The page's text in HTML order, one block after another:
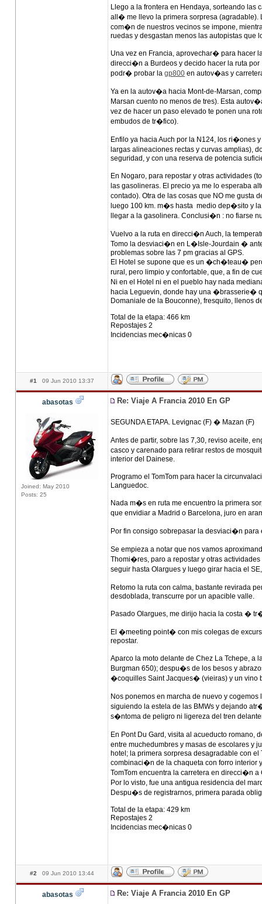
Llego a la frontera en Hendaya, sorteando
all� me llevo la primera sorpresa
com�n de nuestros vecinos se impone,
ruedas y desgastan menos las autopistas que
Una vez en Francia, aprovechar� para hacer
direcci�n a Burdeos y decido hacer la ruta
podr� probar la gp800 en autov�as y
Ya en la autov�a hacia Mont-de-Marsan,
Marsan cuento no menos de tres). Esta
vez de hacer un paso elevado te ponen una
embudos de tr�fico).
Enfilo ya hacia Auch por la N124, los ri�ones
largas alineaciones rectas y curvas
seguridad, y con una reserva de potencia
En Nogaro, para repostar y otras actividades
las gasolineras. El precio ya me lo esperaba
contado). Otra de las cosas que NO me gusta
luego 100 km. m�s hasta medio dep�sito y
llegar a la gasolinera. Conclusi�n : no fiarse
Vuelvo a la ruta en direcci�n Auch, la
Tomo la desviaci�n en L�Isle-Jourdain �
problemas sobre las 7 pm gracias al GPS.
El Hotel se supone que es un �ch�teau�
rural, pero limpio y confortable, que, a fin de
Ni en el Hotel ni en el pueblo hay nada
hacia Leguevin, donde hay una �brasserie�
Domaniale de la Bouconne), fresquito, llenos
Total de la etapa: 466 km
Repostajes 2
Incidencias mec�nicas 0
#1 09 Jun 2010 13:37
abasotas
Joined: May 2010
Posts: 25
Re: Viaje A Francia 2010 En GP
SEGUNDA ETAPA. Levignac (F) � Mazan (F)
Antes de partir, sobre las 7,30, reviso aceite,
casco y carenado para retirar restos de
interior del Dainese.
Programo el TomTom para hacer la
Languedoc.
Nada m�s en ruta me encuentro la primera
que envidiar a Madrid o Barcelona, juro en
Por fin consigo sobrepasar la desviaci�n
Se empieza a notar que nos vamos
Thomi�res, paro a repostar y otras
seguir hasta Olargues y luego girar hacia el
Retomo la ruta con calma, bastante revirada
desdoblada, transcurre por un apacible valle.
Pasado Olargues, me dirijo hacia la costa �
El �meeting point� con mis colegas de
repostar.
Aparco la moto delante de Chez La Tchepe,
Burgman 650); despu�s de los besos y
�coquilles Saint Jacques� (vieiras) y un
Nos ponemos en marcha de nuevo y
siguiendo la estela de las BMWs y dejando
s�ntoma de peligro ni ligereza del tren
En Pont Du Gard, visita al acueducto
entre muchedumbres y masas de escolares
hotel; la primera sorpresa desagradable con
combinaci�n de la chaqueta con forro interior
TomTom encuentra la carretera en direcci�n
Por lo visto, fue una antigua residencia del
Despu�s de registrarnos, primera parada
Total de la etapa: 429 km
Repostajes 2
Incidencias mec�nicas 0
#2 09 Jun 2010 13:44
abasotas Re: Viaje A Francia 2010 En GP